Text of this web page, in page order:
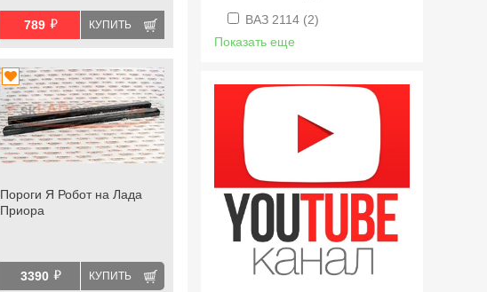
789 й КУПИТЬ
Пороги Я Робот на Лада
Приора
3390 й КУПИТЬ
ВАЗ 2114 (2)
Показать еще